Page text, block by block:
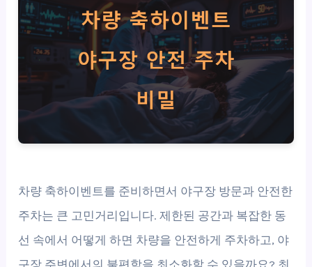
차량 축하이벤트를 준비하면서 야구장 방문과 안전한
주차는 큰 고민거리입니다. 제한된 공간과 복잡한 동
선 속에서 어떻게 하면 차량을 안전하게 주차하고, 야
구장 주변에서의 불편함을 최소화할 수 있을까요? 최